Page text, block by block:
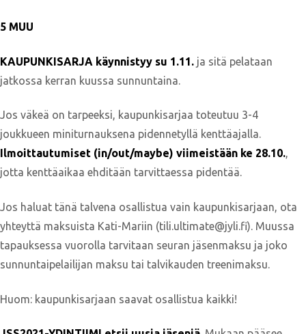
5 MUU
KAUPUNKISARJA käynnistyy su 1.11. ja sitä pelataan
jatkossa kerran kuussa sunnuntaina.
Jos väkeä on tarpeeksi, kaupunkisarjaa toteutuu 3-4
joukkueen miniturnauksena pidennetyllä kenttäajalla.
Ilmoittautumiset (in/out/maybe) viimeistään ke 28.10.,
jotta kenttäaikaa ehditään tarvittaessa pidentää.
Jos haluat tänä talvena osallistua vain kaupunkisarjaan, ota
yhteyttä maksuista Kati-Mariin (tili.ultimate@jyli.fi). Muussa
tapauksessa vuorolla tarvitaan seuran jäsenmaksu ja joko
sunnuntaipelailijan maksu tai talvikauden treenimaksu.
Huom: kaupunkisarjaan saavat osallistua kaikki!